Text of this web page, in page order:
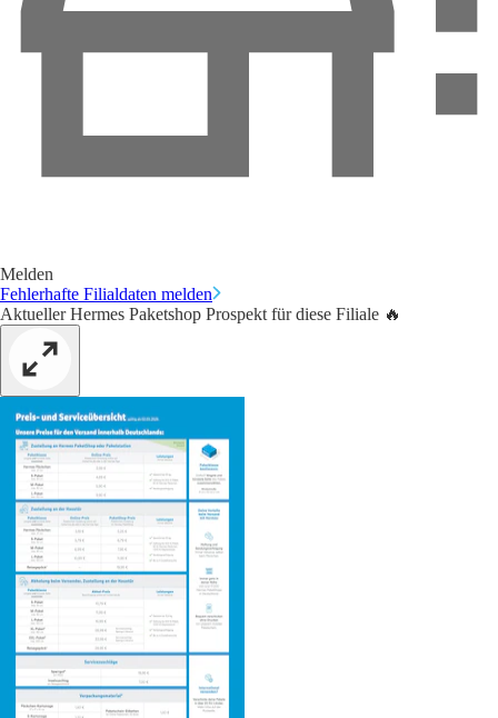
Melden
Fehlerhafte Filialdaten melden
Aktueller Hermes Paketshop Prospekt für diese Filiale 🔥